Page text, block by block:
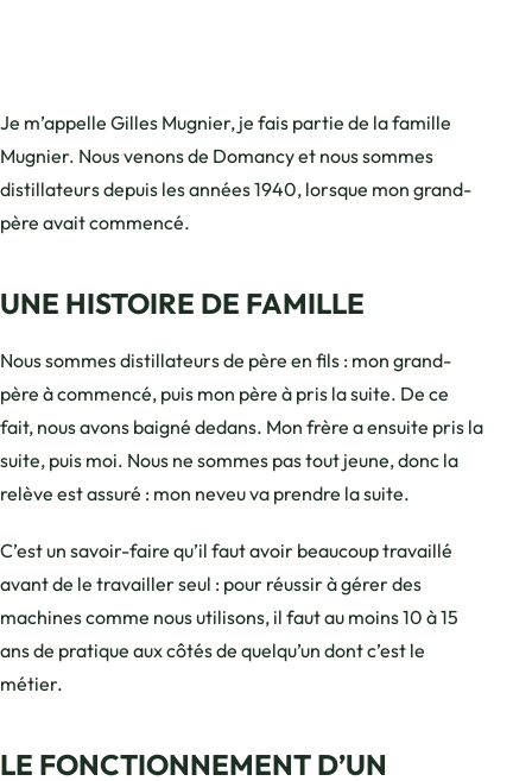
Je m’appelle Gilles Mugnier, je fais partie de la famille
Mugnier. Nous venons de Domancy et nous sommes
distillateurs depuis les années 1940, lorsque mon grand-
père avait commencé.
UNE HISTOIRE DE FAMILLE
Nous sommes distillateurs de père en fils : mon grand-
père à commencé, puis mon père à pris la suite. De ce
fait, nous avons baigné dedans. Mon frère a ensuite pris la
suite, puis moi. Nous ne sommes pas tout jeune, donc la
relève est assuré : mon neveu va prendre la suite.
C’est un savoir-faire qu’il faut avoir beaucoup travaillé
avant de le travailler seul : pour réussir à gérer des
machines comme nous utilisons, il faut au moins 10 à 15
ans de pratique aux côtés de quelqu’un dont c’est le
métier.
LE FONCTIONNEMENT D’UN